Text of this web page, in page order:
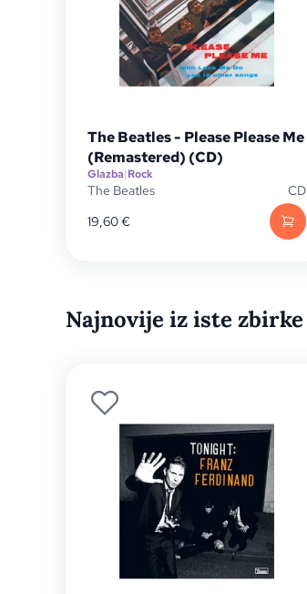
The Beatles - Please Please Me
(Remastered) (CD)
Glazba|Rock
The Beatles
CD
19,60€
Najnovije iz iste zbirke